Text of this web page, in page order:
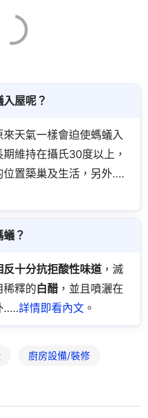
屋呢？
天氣一樣會迫使螞蟻入
維持在攝氏30度以上，
置築巢及生活，另外....
？
十分抗拒酸性味道 ，滅
稀釋的白醋 ，並且噴灑在
.....詳情即看內文 。
廚房設備/裝修